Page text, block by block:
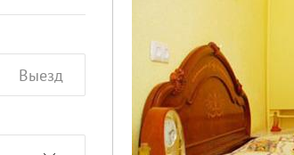
Выезд